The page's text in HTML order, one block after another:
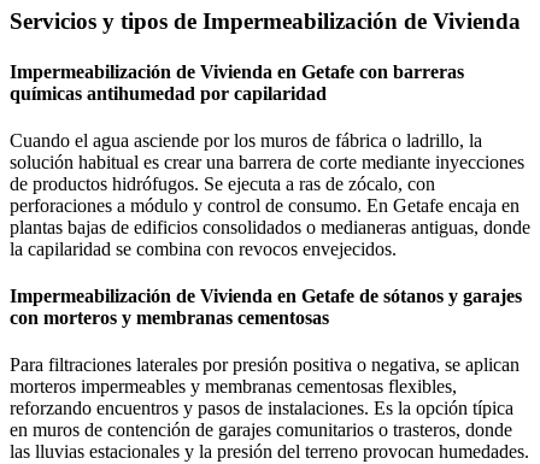
Servicios y tipos de Impermeabilización de Vivienda
Impermeabilización de Vivienda en Getafe con barreras
químicas antihumedad por capilaridad
Cuando el agua asciende por los muros de fábrica o ladrillo, la
solución habitual es crear una barrera de corte mediante inyecciones
de productos hidrófugos. Se ejecuta a ras de zócalo, con
perforaciones a módulo y control de consumo. En Getafe encaja en
plantas bajas de edificios consolidados o medianeras antiguas, donde
la capilaridad se combina con revocos envejecidos.
Impermeabilización de Vivienda en Getafe de sótanos y garajes
con morteros y membranas cementosas
Para filtraciones laterales por presión positiva o negativa, se aplican
morteros impermeables y membranas cementosas flexibles,
reforzando encuentros y pasos de instalaciones. Es la opción típica
en muros de contención de garajes comunitarios o trasteros, donde
las lluvias estacionales y la presión del terreno provocan humedades.